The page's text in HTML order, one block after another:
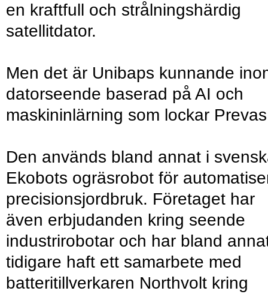
en kraftfull och strålningshärdig
satellitdator.
Men det är Unibaps kunnande
datorseende baserad på AI och
maskininlärning som lockar
Den används bland annat i
Ekobots ogräsrobot för
precisionsjordbruk. Företaget har
även erbjudanden kring seende
industrirobotar och har bland
tidigare haft ett samarbete med
batteritillverkaren Northvolt kring